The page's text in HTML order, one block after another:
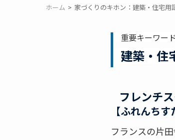
ホーム 家づくりのキホン：建築・住宅用
重要キーワー
建築・住
フレンチ
【ふれんちす
フランスの片